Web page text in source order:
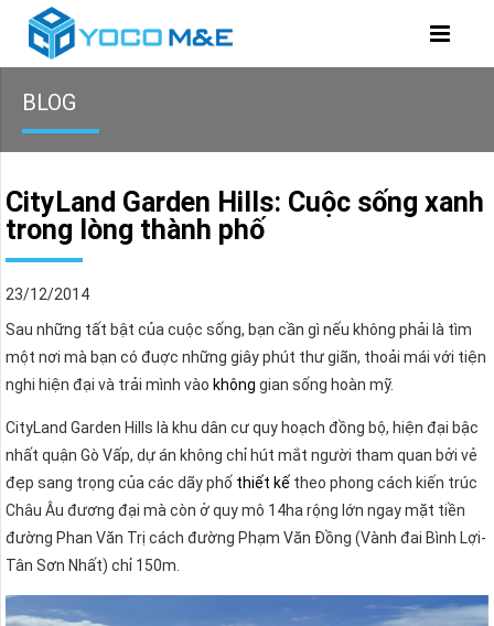
BLOG
CityLand Garden Hills: Cuộc sống xanh
trong lòng thành phố
23/12/2014
Sau những tất bật của cuộc sống, bạn cần gì nếu không phải là tìm
một nơi mà bạn có đuợc những giây phút thư giãn, thoải mái với tiện
nghi hiện đại và trải mình vào không gian sống hoàn mỹ.
CityLand Garden Hills là khu dân cư quy hoạch đồng bộ, hiện đại bậc
nhất quận Gò Vấp, dự án không chỉ hút mắt người tham quan bởi vẻ
đẹp sang trọng của các dãy phố thiết kế theo phong cách kiến trúc
Châu Âu đương đại mà còn ở quy mô 14ha rộng lớn ngay mặt tiền
đường Phan Văn Trị cách đường Phạm Văn Đồng (Vành đai Bình Lợi-
Tân Sơn Nhất) chỉ 150m.